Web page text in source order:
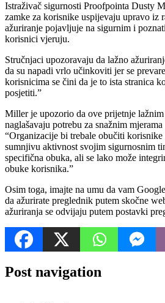
Istraživač sigurnosti Proofpointa Dusty
zamke za korisnike uspijevaju upravo iz
ažuriranje pojavljuje na sigurnim i
korisnici vjeruju.
Stručnjaci upozoravaju da lažno
da su napadi vrlo učinkoviti jer se
korisnicima se čini da je to ista stranica
posjetiti.”
Miller je upozorio da ove prijetnje
naglašavaju potrebu za snažnim
“Organizacije bi trebale obučiti
sumnjivu aktivnost svojim sigurnosnim
specifična obuka, ali se lako može
obuke korisnika.”
Osim toga, imajte na umu da vam
da ažurirate preglednik putem skočne
ažuriranja se odvijaju putem postavki
Post navigation